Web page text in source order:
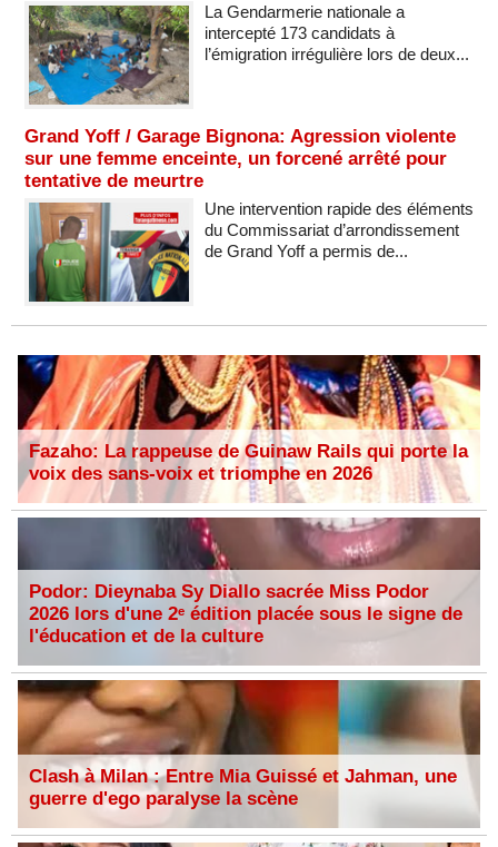
La Gendarmerie nationale a
intercepté 173 candidats à
l’émigration irrégulière lors de deux...
Grand Yoff / Garage Bignona: Agression violente
sur une femme enceinte, un forcené arrêté pour
tentative de meurtre
Une intervention rapide des éléments
du Commissariat d’arrondissement
de Grand Yoff a permis de...
Fazaho: La rappeuse de Guinaw Rails qui porte la
voix des sans-voix et triomphe en 2026
Podor: Dieynaba Sy Diallo sacrée Miss Podor
2026 lors d'une 2ᵉ édition placée sous le signe de
l'éducation et de la culture
Clash à Milan : Entre Mia Guissé et Jahman, une
guerre d'ego paralyse la scène